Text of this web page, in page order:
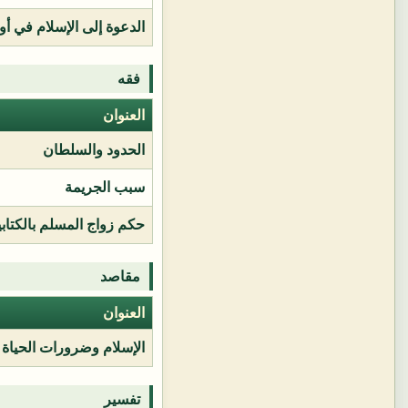
الدعوة إلى الإسلام في
فقه
العنوان
الحدود والسلطان
سبب الجريمة
حكم زواج المسلم
مقاصد
العنوان
الإسلام وضرورات الحياة
تفسير